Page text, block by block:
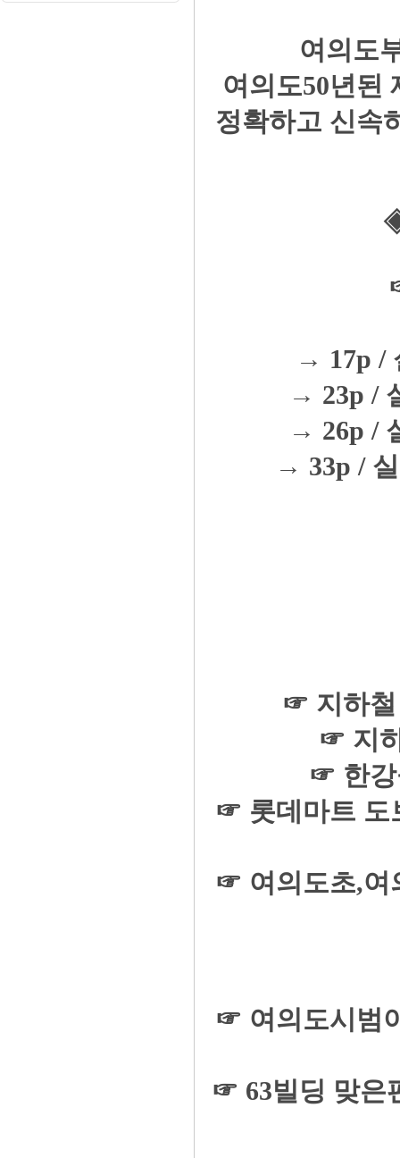
여의도
여의도50년된
정확하고 신속
→ 17p /
→ 23p /
→ 26p /
→ 33p /
☞ 지하철
☞ 지
☞ 한강
☞ 롯데마트 도
☞ 여의도초,여
☞ 여의도시범
☞ 63빌딩 맞은